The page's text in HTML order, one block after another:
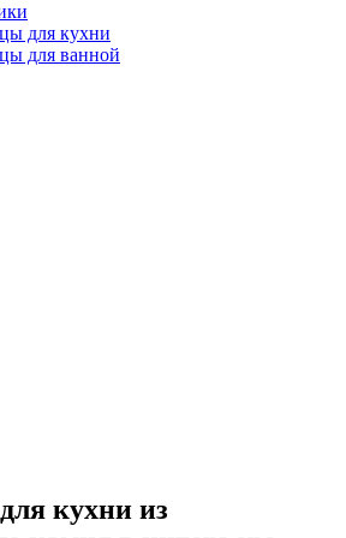
для кухни
для ванной
кухни из